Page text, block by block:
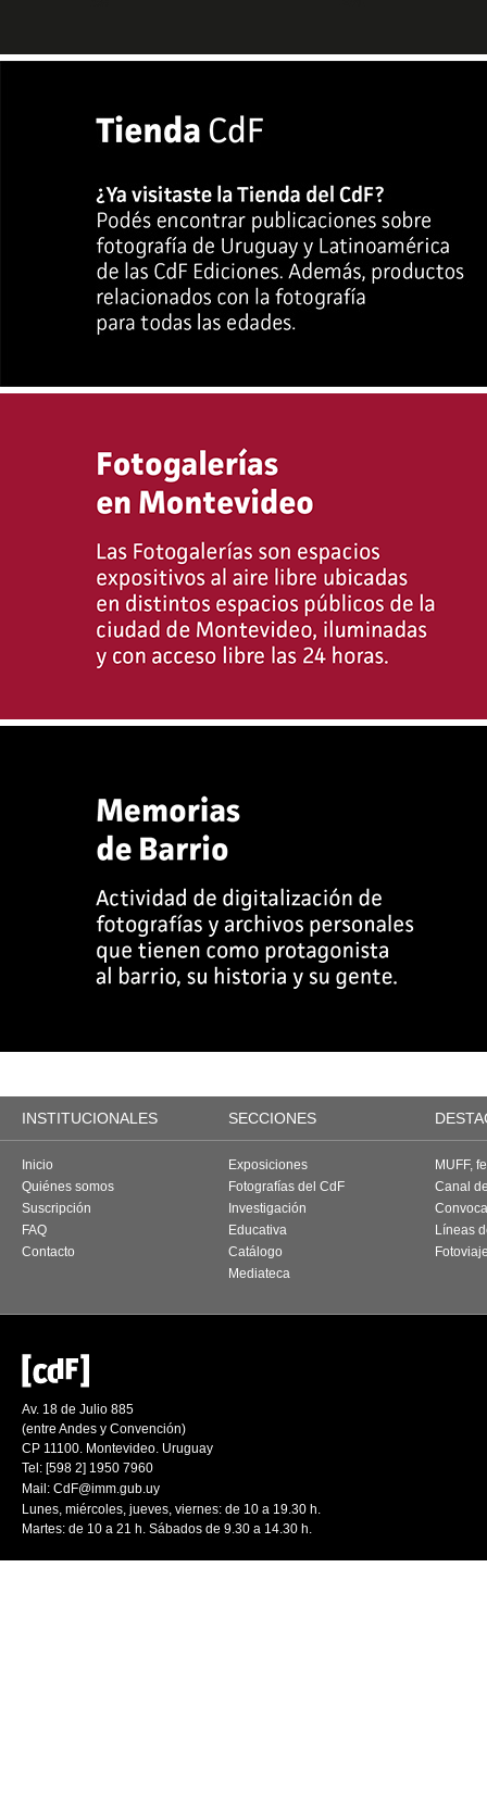
INSTITUCIONALES SECCIONES
Inicio
Quiénes somos
Suscripción
FAQ
Contacto
Exposiciones
Fotografías del CdF
Investigación
Educativa
Catálogo
Mediateca
MUFF,
Canal
Líneas
Av. 18 de Julio 885
(entre Andes y Convención)
CP 11100. Montevideo. Uruguay
Tel: [598 2] 1950 7960
Mail: CdF@imm.gub.uy
Lunes, miércoles, jueves, viernes: de 10 a 19.30 h.
Martes: de 10 a 21 h. Sábados de 9.30 a 14.30 h.